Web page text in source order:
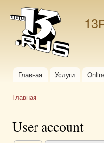
Главное меню
Главная Услуги
Главная
User account